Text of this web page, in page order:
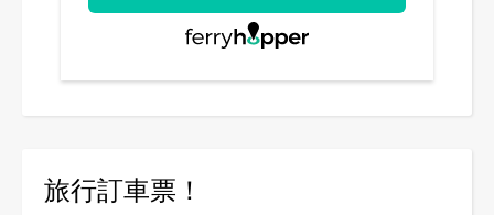
旅行訂車票！